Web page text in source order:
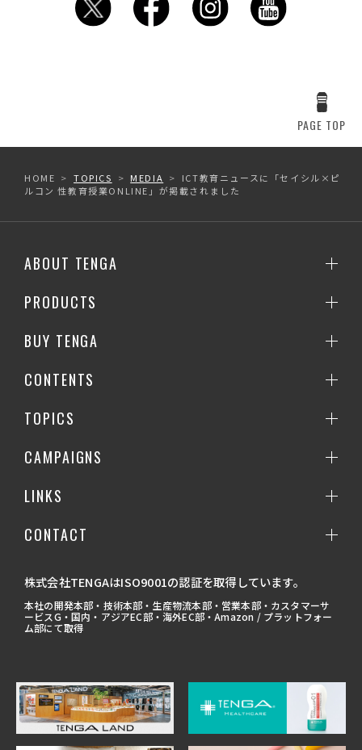
PAGE TOP
HOME TOPICS MEDIA
ICT教育ニュースに「セイシル×ピ
ルコン 性教育授業ONLINE」が掲載されました
ABOUT TENGA
PRODUCTS
BUY TENGA
CONTENTS
TOPICS
CAMPAIGNS
LINKS
CONTACT
株式会社TENGAはISO9001の認証を取得しています。
本社の開発本部・技術本部・生産物流本部・営業本部・カスタマーサ
ービスG・国内・アジアEC部・海外EC部・Amazon / プラットフォー
ム部にて取得